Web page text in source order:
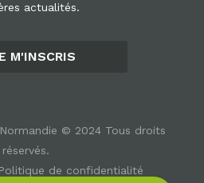
actualités.
M'INSCRIS
© 2024 Tous droits
réservés.
Politique de confidentialité